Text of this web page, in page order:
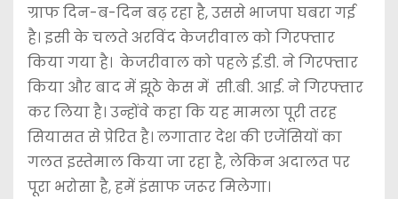
ग्राफ दिन-ब-दिन बढ़ रहा है, उससे भाजपा घबरा गई
है। इसी के चलते अरविंद केजरीवाल को गिरफ्तार
किया गया है। केजरीवाल को पहले ई.डी. ने गिरफ्तार
किया और बाद में झूठे केस में सी.बी. आई. ने गिरफ्तार
कर लिया है। उन्होंवे कहा कि यह मामला पूरी तरह
सियासत से प्रेरित है। लगातार देश की एजेंसियों का
गलत इस्तेमाल किया जा रहा है, लेकिन अदालत पर
पूरा भरोसा है, हमें इंसाफ जरूर मिलेगा।